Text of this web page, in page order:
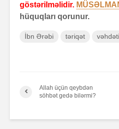
göstərilməlidir.
hüquqları qorunur.
İbn Ərəbi təriqət
Allah üçün qeybdən
söhbət gedə bilərmi?